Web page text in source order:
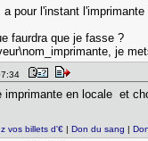
pour l'instant l'imprimante
faurdra que je fasse ?
je
en locale et
vos billets d'€ |Don du sang |